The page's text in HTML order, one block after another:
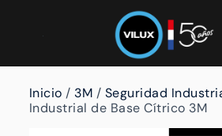
Inicio / 3M / Seguridad
Industrial de Base Cítrico 3M